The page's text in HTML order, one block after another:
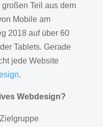
großen Teil aus dem
Mobile am
2018 auf über 60
Tablets. Gerade
jede Website
.
Webdesign?